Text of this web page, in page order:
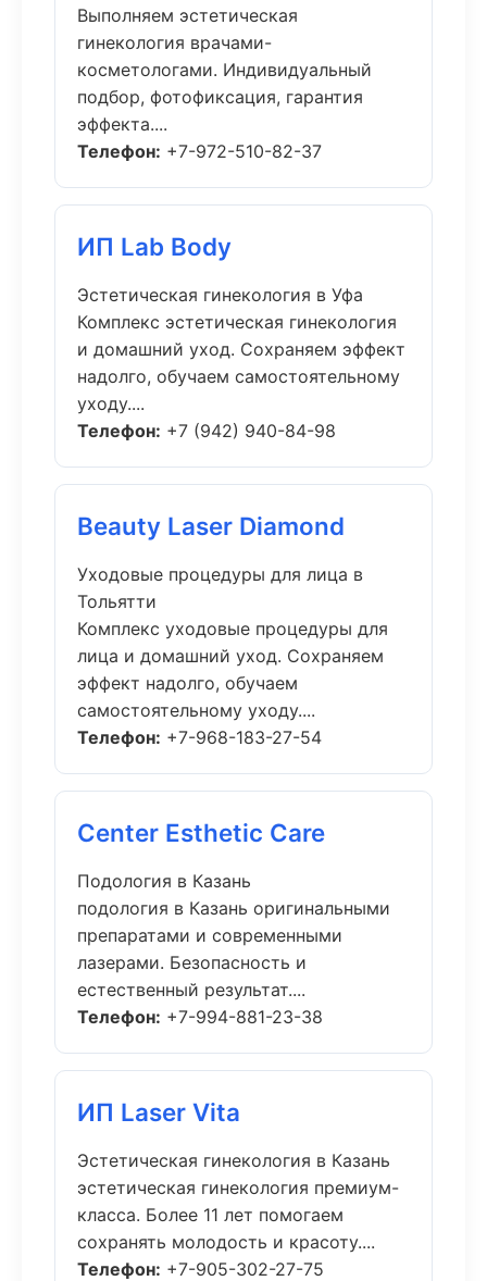
Выполняем эстетическая
гинекология врачами-
косметологами. Индивидуальный
подбор, фотофиксация, гарантия
эффекта....
Телефон: +7-972-510-82-37
ИП Lab Body
Эстетическая гинекология в Уфа
Комплекс эстетическая гинекология
и домашний уход. Сохраняем эффект
надолго, обучаем самостоятельному
уходу....
Телефон: +7 (942) 940-84-98
Beauty Laser Diamond
Уходовые процедуры для лица в
Тольятти
Комплекс уходовые процедуры для
лица и домашний уход. Сохраняем
эффект надолго, обучаем
самостоятельному уходу....
Телефон: +7-968-183-27-54
Center Esthetic Care
Подология в Казань
подология в Казань оригинальными
препаратами и современными
лазерами. Безопасность и
естественный результат....
Телефон: +7-994-881-23-38
ИП Laser Vita
Эстетическая гинекология в Казань
эстетическая гинекология премиум-
класса. Более 11 лет помогаем
сохранять молодость и красоту....
Телефон: +7-905-302-27-75